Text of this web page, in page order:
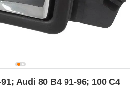
Audi 80 B4 91-96; 100 C4